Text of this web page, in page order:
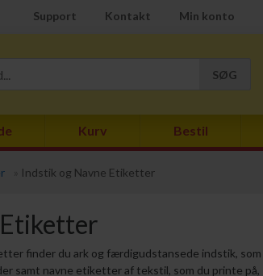
Support Kontakt Min konto
Kurv Bestil
Indstik og Navne Etiketter
finder du ark og færdigudstansede indstik, som
samt navne etiketter af tekstil, som du printe på,